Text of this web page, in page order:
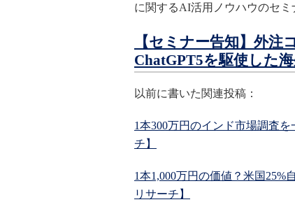
に関するAI活用ノウハウのセミ
【セミナー告知】外注
ChatGPT5を駆使した
以前に書いた関連投稿：
1本300万円のインド市場調査
チ】
1本1,000万円の価値？米国25%
リサーチ】